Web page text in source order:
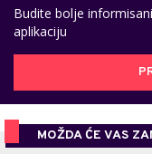
Budite bolje
aplikaciju
MOŽDA ĆE VAS